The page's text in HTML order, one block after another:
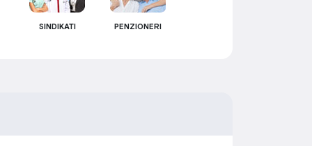
SINDIKATI PENZIONERI